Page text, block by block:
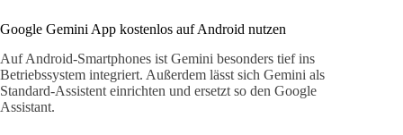
Google Gemini App kostenlos auf Android nutzen
Auf Android-Smartphones ist Gemini besonders tief ins
Betriebssystem integriert. Außerdem lässt sich Gemini als
Standard-Assistent einrichten und ersetzt so den Google
Assistant.